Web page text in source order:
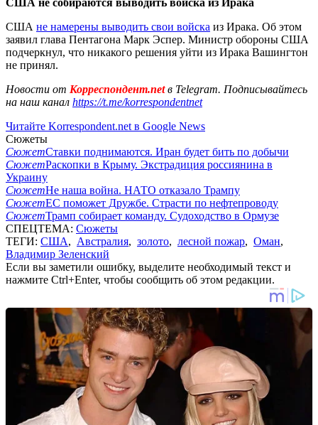
США не намерены выводить свои войска из Ирака. Об этом
заявил глава Пентагона Марк Эспер. Министр обороны США
подчеркнул, что никакого решения уйти из Ирака Вашингтон
не принял.
Новости от Корреспондент.netв Telegram. Подписывайтесь
на наш канал https://t.me/korrespondentnet
Читайте Korrespondent.net в Google News
Сюжеты
СюжетСтавки поднимаются. Иран будет бить по добычи
СюжетРаскопки в Крыму. Экстрадиция россиянина в
Украину
СюжетНе наша война. НАТО отказало Трампу
СюжетЕС поможет Дружбе. Страсти по нефтепроводу
СюжетТрамп собирает команду. Судоходство в Ормузе
СПЕЦТЕМА: Сюжеты
ТЕГИ: США, Австралия, золото, лесной пожар, Оман,
Владимир Зеленский
Если вы заметили ошибку, выделите необходимый текст и
нажмите Ctrl+Enter, чтобы сообщить об этом редакции.